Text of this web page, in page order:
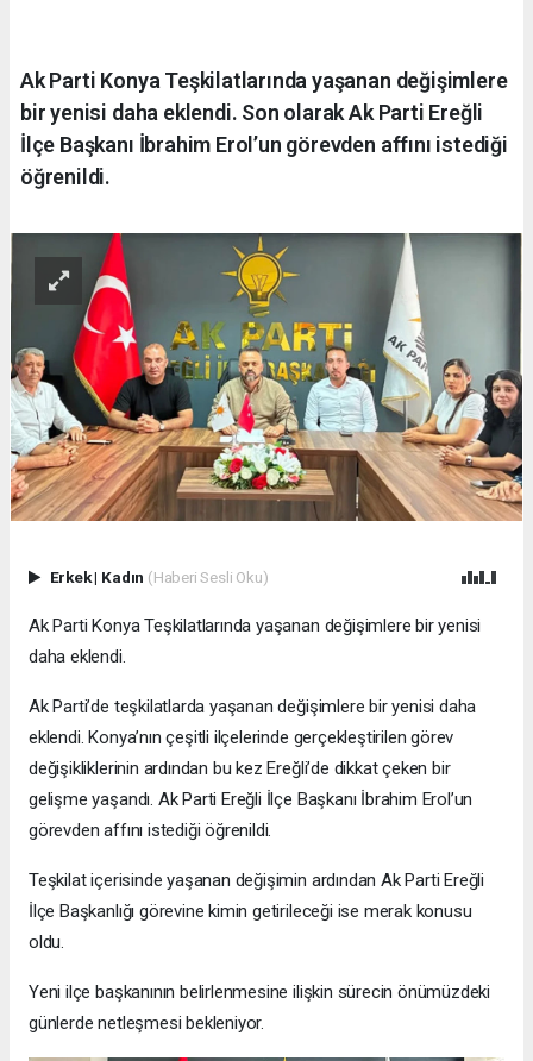
Ak Parti Konya Teşkilatlarında yaşanan değişimlere
bir yenisi daha eklendi. Son olarak Ak Parti Ereğli
İlçe Başkanı İbrahim Erol’un görevden affını istediği
öğrenildi.
Erkek| Kadın (Haberi Sesli Oku)
Ak Parti Konya Teşkilatlarında yaşanan değişimlere bir yenisi
daha eklendi.
Ak Parti’de teşkilatlarda yaşanan değişimlere bir yenisi daha
eklendi. Konya’nın çeşitli ilçelerinde gerçekleştirilen görev
değişikliklerinin ardından bu kez Ereğli’de dikkat çeken bir
gelişme yaşandı. Ak Parti Ereğli İlçe Başkanı İbrahim Erol’un
görevden affını istediği öğrenildi.
Teşkilat içerisinde yaşanan değişimin ardından Ak Parti Ereğli
İlçe Başkanlığı görevine kimin getirileceği ise merak konusu
oldu.
Yeni ilçe başkanının belirlenmesine ilişkin sürecin önümüzdeki
günlerde netleşmesi bekleniyor.